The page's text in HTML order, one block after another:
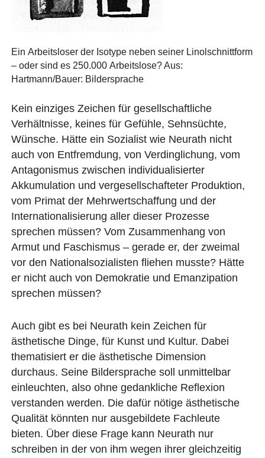
Ein Arbeitsloser der Isotype neben seiner Linolschnittform
– oder sind es 250.000 Arbeitslose? Aus:
Hartmann/Bauer: Bildersprache
Kein einziges Zeichen für gesellschaftliche
Verhältnisse, keines für Gefühle, Sehnsüchte,
Wünsche. Hätte ein Sozialist wie Neurath nicht
auch von Entfremdung, von Verdinglichung, vom
Antagonismus zwischen individualisierter
Akkumulation und vergesellschafteter Produktion,
vom Primat der Mehrwertschaffung und der
Internationalisierung aller dieser Prozesse
sprechen müssen? Vom Zusammenhang von
Armut und Faschismus – gerade er, der zweimal
vor den Nationalsozialisten fliehen musste? Hätte
er nicht auch von Demokratie und Emanzipation
sprechen müssen?
Auch gibt es bei Neurath kein Zeichen für
ästhetische Dinge, für Kunst und Kultur. Dabei
thematisiert er die ästhetische Dimension
durchaus. Seine Bildersprache soll unmittelbar
einleuchten, also ohne gedankliche Reflexion
verstanden werden. Die dafür nötige ästhetische
Qualität könnten nur ausgebildete Fachleute
bieten. Über diese Frage kann Neurath nur
schreiben in der von ihm wegen ihrer gleichzeitig